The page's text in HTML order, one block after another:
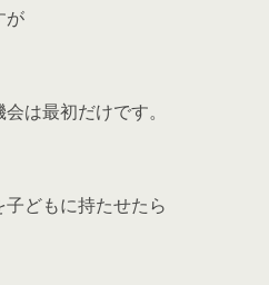
が
会は最初だけです。
どもに持たせたら